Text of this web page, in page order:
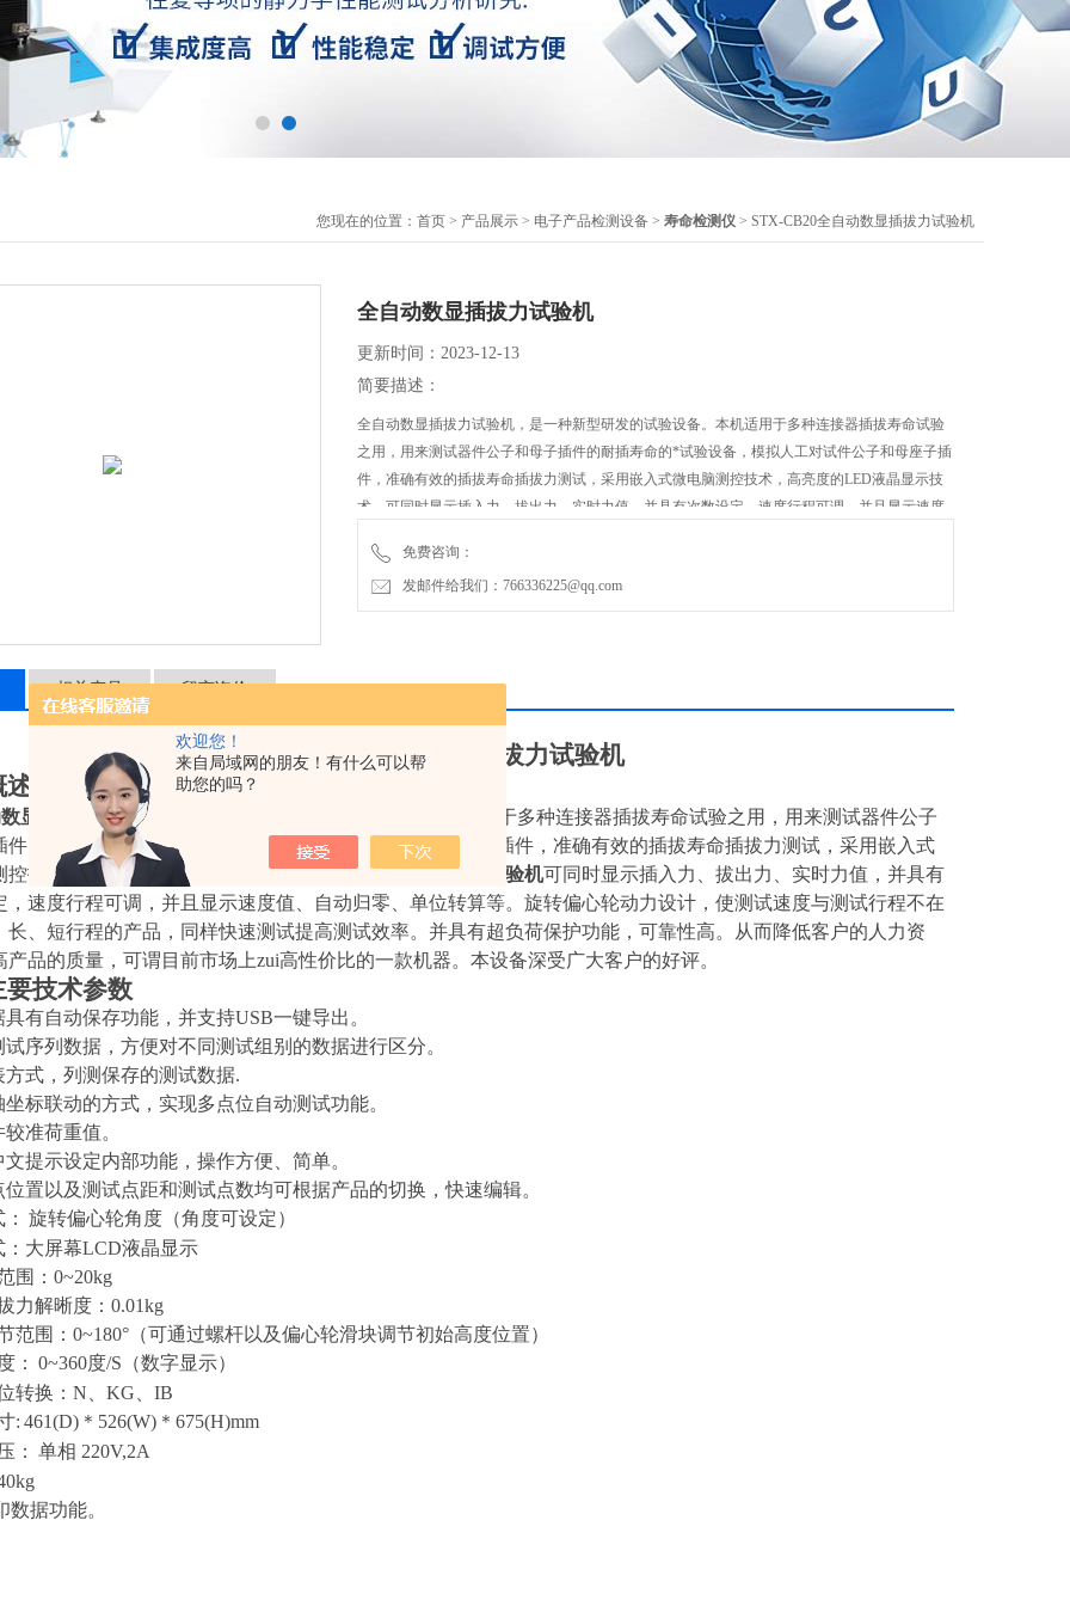
欢迎您！
来自局域网的朋友！有什么可以帮
助您的吗？
您现在的位置： 首页 > 产品展示 > 电子产品检测设备 > 寿命检测仪 > STX-CB20全自动数显插拔力试验机
全自动数显插拔力试验机
更新时间：2023-12-13
简要描述：
全自动数显插拔力试验机，是一种新型研发的试验设备。本机适用于多种连接器插拔寿命试验
之用，用来测试器件公子和母子插件的耐插寿命的*试验设备，模拟人工对试件公子和母座子插
件，准确有效的插拔寿命插拔力测试，采用嵌入式微电脑测控技术，高亮度的LED液晶显示技
术。可同时显示插入力、拔出力、实时力值，并具有次数设定，速度行程可调，并且显示速度
免费咨询：
发邮件给我们：766336225@qq.com
相关产品 留言询价
STX-CB20全自动数显插拔力试验机
述
显插拔力试验机
，是一种新型研发的试验设备。本机适用于多种连接器插拔寿命试验之用，用来测试器件公子
件的耐插寿命的*试验设备，模拟人工对试件公子和母座子插件，准确有效的插拔寿命插拔力测试，采用嵌入式
控技术，高亮度的
LED 液晶显示技术。全自动数显插拔力试验机可同时显示插入力、拔出力、实时力值，并具有
，速度行程可调，并且显示速度值、自动归零、单位转算等。旋转偏心轮动力设计，使测试速度与测试行程不在
长、短行程的产品，同样快速测试提高测试效率。并具有超负荷保护功能，可靠性高。从而降低客户的人力资
产品的质量，可谓目前市场上zui高性价比的一款机器。本设备深受广大客户的好评。
要技术参数
有自动保存功能，并支持USB一键导出。
试序列数据，方便对不同测试组别的数据进行区分。
方式，列测保存的测试数据.
坐标联动的方式，实现多点位自动测试功能。
准荷重值。
提示设定内部功能，操作方便、简单。
位置以及测试点距和测试点数均可根据产品的切换，快速编辑。
旋转偏心轮角度（角度可设定）
：大屏幕LCD液晶显示
围：0~20kg
力解晰度：0.01kg
范围：0~180°（可通过螺杆以及偏心轮滑块调节初始高度位置）
： 0~360度/S（数字显示）
转换：N、KG、IB
: 461(D)＊526(W)＊675(H)mm
： 单相 220V,2A
数据功能。